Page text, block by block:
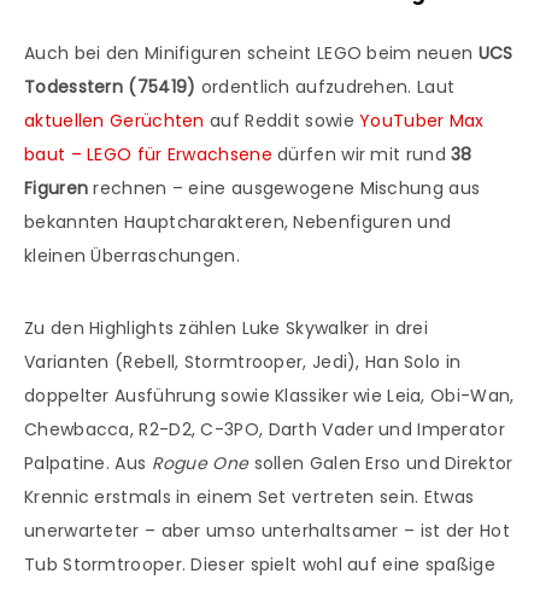
Auch bei den Minifiguren scheint LEGO beim neuen UCS
Todesstern (75419) ordentlich aufzudrehen. Laut
aktuellen Gerüchten auf Reddit sowieYouTuber Max
baut – LEGO für Erwachsene dürfen wir mit rund38
Figuren rechnen – eine ausgewogene Mischung aus
bekannten Hauptcharakteren, Nebenfiguren und
kleinen Überraschungen.
Zu den Highlights zählen Luke Skywalker in drei
Varianten (Rebell, Stormtrooper, Jedi), Han Solo in
doppelter Ausführung sowie Klassiker wie Leia, Obi-Wan,
Chewbacca, R2-D2, C-3PO, Darth Vader und Imperator
Palpatine. Aus Rogue Onesollen Galen Erso und Direktor
Krennic erstmals in einem Set vertreten sein. Etwas
unerwarteter – aber umso unterhaltsamer – ist der Hot
Tub Stormtrooper. Dieser spielt wohl auf eine spaßige